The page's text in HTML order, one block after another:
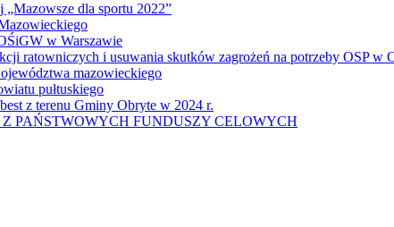
dla sportu 2022”
w Warszawie
ratowniczych i usuwania skutków zagrożeń na potrzeby OSP w
mazowieckiego
pułtuskiego
z terenu Gminy Obryte w 2024 r.
PAŃSTWOWYCH FUNDUSZY CELOWYCH